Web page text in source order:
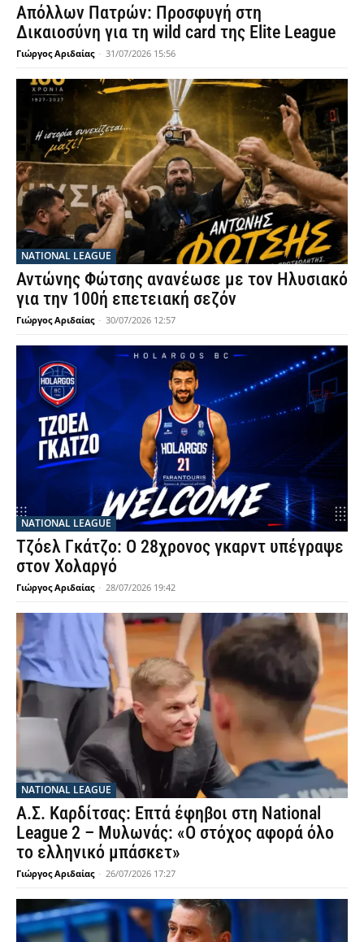
Απόλλων Πατρών: Προσφυγή στη
Δικαιοσύνη για τη wild card της Elite League
Γιώργος Αριδαίας - 31/07/2026 15:56
NATIONAL LEAGUE
Αντώνης Φώτσης ανανέωσε με τον Ηλυσιακό
για την 100ή επετειακή σεζόν
Γιώργος Αριδαίας - 30/07/2026 12:57
NATIONAL LEAGUE
Τζόελ Γκάτζο: Ο 28χρονος γκαρντ υπέγραψε
στον Χολαργό
Γιώργος Αριδαίας - 28/07/2026 19:42
NATIONAL LEAGUE
Α.Σ. Καρδίτσας: Επτά έφηβοι στη National
League 2 – Μυλωνάς: «Ο στόχος αφορά όλο
το ελληνικό μπάσκετ»
Γιώργος Αριδαίας - 26/07/2026 17:27